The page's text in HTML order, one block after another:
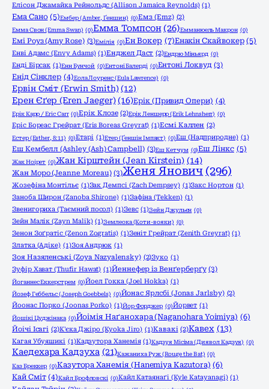
Елісон Джамайка Рейнольдс (Allison Jamaica Reynolds) (1)
Ема Сано (5)Ембер (Amber, Ґеншин) (0)Емз (Emz) (2)
Емма Свон (Emma Swan) (0)Емма Томпсон (26)Емманюель Макрон (0)
Емі Роуз (Amy Rose) (3)Емілія (0)Ен Вокер (7)Енакін Скайвокер (5)
Енві Адамс (Envy Adams) (1)Енджел Даст (2)Ендрю Міньярд (0)
Енді Бірсак (1)Енн Бунчой (0)Ентоні Балерді (0)Ентоні Локвуд (3)
Енід Сінклер (4)Еола Лоуренс (Eula Lawrence) (0)
Ервін Сміт (Erwin Smith) (12)
Ерен Єґер (Eren Jaeger) (16)Ерік (Привид Опери) (4)
Ерік Карр / Eric Carr (0)Ерік Клозе (2)Ерік Леншерр (Erik Lehnsherr) (0)
Еріс Бореас Грейрат (Eris Boreas Greyrat) (1)Есмі Каллен (2)
Естер (Esther, 8:11) (0)Етарі (1)Етер (Ґеншін Імпакт) (0)Еш (Надприродне) (1)
Еш Кембелл (Ashley (Ash) Campbell) (3)Еш Кетчум (0)Еш Лінкс (5)
Жак Ноірет (0)Жан Кірштейн (Jean Kirstein) (14)
Жан Моро (Jeanne Moreau) (3)Женя Янович (296)
Жозефіна Монтільє (1)Зак Демпсі (Zach Dempsey) (1)Закс Нортон (1)
Заноба Широн (Zanoba Shirone) (1)Зафіна (Tekken) (1)
Звенигориха (Таємний посол) (1)Зевс (1)Зейн Джульєн (0)
Зейн Малік (Zayn Malik) (1)Землеока (Коти-вояки) (0)
Зенон Зоґратіс (Zenon Zogratis) (1)Зеніт Грейрат (Zenith Greyrat) (1)
Златка (Адіке) (1)Зоя Андрюк (1)
Зоя Назяленські (Zoya Nazyalensky) (2)Зуко (1)
Зуфір Хават (Thufir Hawat) (1)Йеннефер із Венґерберґу (3)
Йоганнес Еккерстрем (0)Йоел Гокка (Joel Hokka) (1)
Йозеф Геббельс (Joseph Goebbels) (0)Йонас Ярлсбі (Jonas Jarlsby) (2)
Йоонас Порко (Joonas Porko) (1)Йор Форджер (0)Йорвет (1)
Йошікі Цуджінака (0)Йоімія Наґанохара (Naganohara Yoimiya) (6)
Йоічі Ісагі (2)К'єка Джіро (Kyoka Jiro) (1)Кавакі (2)Кавех (13)
Кагая Убуяшикі (1)Кадзутора Ханемія (1)Кадзуя Місіма (Диявол Кадзуя) (0)
Каедехара Кадзуха (21)Кажаниха Руж (Rouge the Bat) (0)
Каз Бреккер (0)Казутора Ханемія (Hanemiya Kazutora) (6)
Кай Сміт (4)Кайл Брофловскі (0)Кайл Катаянаґі (Kyle Katayanagi) (1)